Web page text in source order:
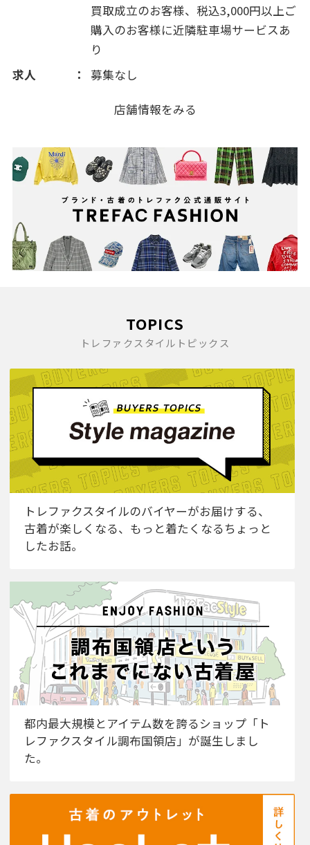
買取成立のお客様、税込3,000円以上ご
購入のお客様に近隣駐車場サービスあ
り
求人
募集なし
店舗情報をみる
TOPICS
トレファクスタイルトピックス
トレファクスタイルのバイヤーがお届けする、
古着が楽しくなる、もっと着たくなるちょっと
したお話。
都内最大規模とアイテム数を誇るショップ「ト
レファクスタイル調布国領店」が誕生しまし
た。